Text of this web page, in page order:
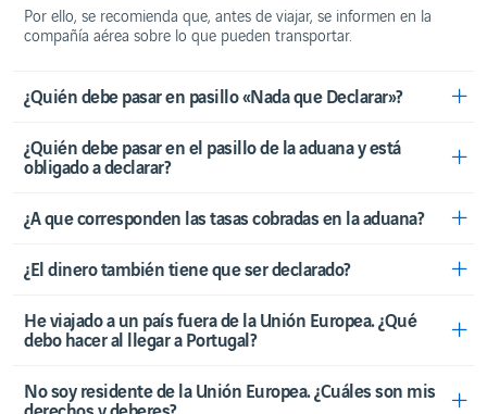
Por ello, se recomienda que, antes de viajar, se informen en la
compañía aérea sobre lo que pueden transportar.
¿Quién debe pasar en pasillo «Nada que Declarar»?
¿Quién debe pasar en el pasillo de la aduana y está
obligado a declarar?
¿A que corresponden las tasas cobradas en la aduana?
¿El dinero también tiene que ser declarado?
He viajado a un país fuera de la Unión Europea. ¿Qué
debo hacer al llegar a Portugal?
No soy residente de la Unión Europea. ¿Cuáles son mis
Equipaje
de mano
Viajar
equipaje
QUÉ
SABER
Aeropuerto
Derechos
de los
Movilidad
reducida